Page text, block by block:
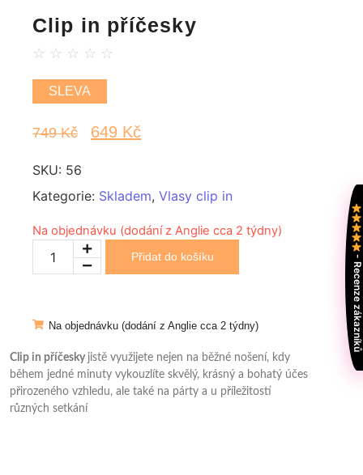
Clip in příčesky
☆ ☆ ☆ ☆ ☆
SLEVA
749Kč 649 Kč
SKU: 56
Kategorie: Skladem, Vlasy clip in
Na objednávku (dodání z Anglie cca 2 týdny)
Přidat do košíku
Na objednávku (dodání z Anglie cca 2 týdny)
Clip in příčesky jistě využijete nejen na běžné nošení, kdy
během jedné minuty vykouzlíte skvělý, krásný a bohatý účes
přirozeného vzhledu, ale také na párty a u příležitostí
různých setkání
- Recenze zákazníků